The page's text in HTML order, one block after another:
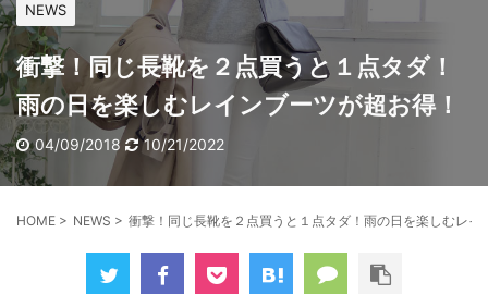
NEWS
衝撃！同じ長靴を２点買うと１点タダ！
雨の日を楽しむレインブーツが超お得！
04/09/2018 10/21/2022
HOME > NEWS > 衝撃！同じ長靴を２点買うと１点タダ！雨の日を楽しむレイ